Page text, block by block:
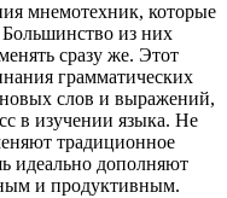
мнемотехник, которые
Большинство из них
сразу же. Этот
грамматических
слов и выражений,
в изучении языка. Не
традиционное
идеально дополняют
и продуктивным.